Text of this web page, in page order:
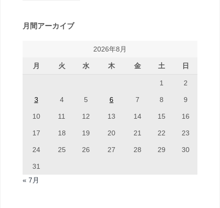
月間アーカイブ
2026年8月
月 火 水 木 金 土 日
1 2
3 4 5 6 7 8 9
10 11 12 13 14 15 16
17 18 19 20 21 22 23
24 25 26 27 28 29 30
31
« 7月